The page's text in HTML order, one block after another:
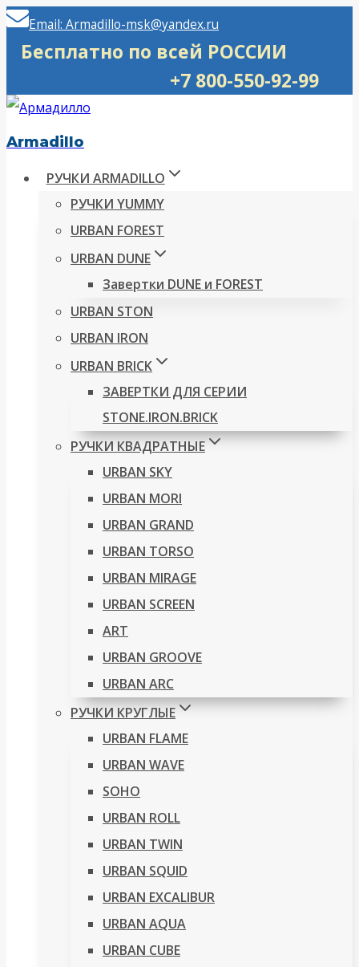
Перейти
Email: Armadillo-msk@yandex.ru
Бесплатно по всей РОССИИ
+7 800-550-92-99
Armadillo
РУЧКИ ARMADILLO
РУЧКИ YUMMY
URBAN FOREST
URBAN DUNE
Завертки DUNE и FOREST
URBAN STON
URBAN IRON
URBAN BRICK
ЗАВЕРТКИ ДЛЯ СЕРИИ
STONE.IRON.BRICK
РУЧКИ КВАДРАТНЫЕ
URBAN SKY
URBAN MORI
URBAN GRAND
URBAN TORSO
URBAN MIRAGE
URBAN SCREEN
ART
URBAN GROOVE
URBAN ARC
РУЧКИ КРУГЛЫЕ
URBAN FLAME
URBAN WAVE
SOHO
URBAN ROLL
URBAN TWIN
URBAN SQUID
URBAN EXCALIBUR
URBAN AQUA
URBAN CUBE